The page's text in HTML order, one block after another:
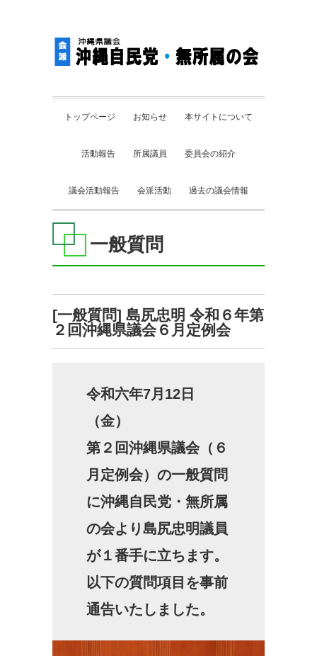
トップページ お知らせ 本サイトについて
活動報告 所属議員 委員会の紹介
議会活動報告 会派活動 過去の議会情報
一般質問
[一般質問] 島尻忠明 令和６年第
２回沖縄県議会６月定例会
令和六年7月12日
（金）
第２回沖縄県議会（６
月定例会）の一般質問
に沖縄自民党・無所属
の会より島尻忠明議員
が１番手に立ちます。
以下の質問項目を事前
通告いたしました。